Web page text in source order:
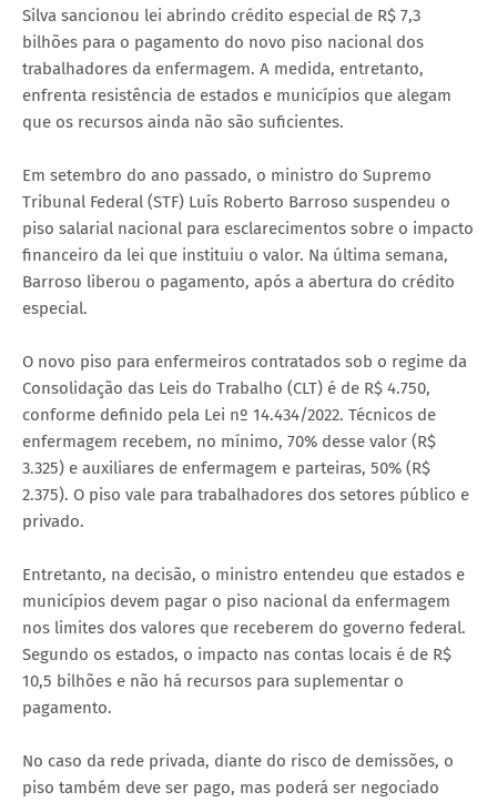
Silva sancionou lei abrindo crédito especial de R$ 7,3
bilhões para o pagamento do novo piso nacional dos
trabalhadores da enfermagem. A medida, entretanto,
enfrenta resistência de estados e municípios que alegam
que os recursos ainda não são suficientes.
Em setembro do ano passado, o ministro do Supremo
Tribunal Federal (STF) Luís Roberto Barroso suspendeu o
piso salarial nacional para esclarecimentos sobre o impacto
financeiro da lei que instituiu o valor. Na última semana,
Barroso liberou o pagamento, após a abertura do crédito
especial.
O novo piso para enfermeiros contratados sob o regime da
Consolidação das Leis do Trabalho (CLT) é de R$ 4.750,
conforme definido pela Lei nº 14.434/2022. Técnicos de
enfermagem recebem, no mínimo, 70% desse valor (R$
3.325) e auxiliares de enfermagem e parteiras, 50% (R$
2.375). O piso vale para trabalhadores dos setores público e
privado.
Entretanto, na decisão, o ministro entendeu que estados e
municípios devem pagar o piso nacional da enfermagem
nos limites dos valores que receberem do governo federal.
Segundo os estados, o impacto nas contas locais é de R$
10,5 bilhões e não há recursos para suplementar o
pagamento.
No caso da rede privada, diante do risco de demissões, o
piso também deve ser pago, mas poderá ser negociado